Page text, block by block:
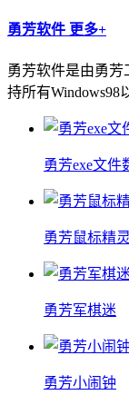
勇芳软件 更多+
勇芳软件是由勇
持所有Windows98
勇芳exe文件
勇芳鼠标精灵
勇芳军棋迷
勇芳小闹钟